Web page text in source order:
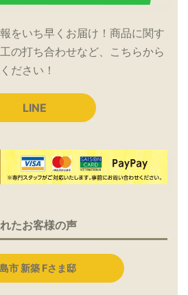
をいち早くお届け！商品に関す
の打ち合わせなど、こちらから
ださい！
LINE
たお客様の声
市 新築 Fさま邸